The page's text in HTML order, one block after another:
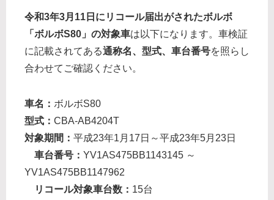
令和3年3月11日にリコール届出がされたボルボ
「ボルボS80」の対象車は以下になります。車検証
に記載されてある通称名、型式、車台番号を照らし
合わせてご確認ください。
車名： ボルボS80
型式： CBA-AB4204T
対象期間： 平成23年1月17日～平成23年5月23日
車台番号： YV1AS475BB1143145 ～
YV1AS475BB1147962
リコール対象車台数： 15台